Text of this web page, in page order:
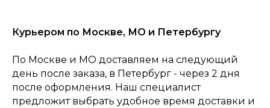
Главная Каталог
Консультация Корзина
0
Курьером по Москве, МО и Петербургу
По Москве и МО доставляем на следующий
день после заказа, в Петербург - через 2 дня
после оформления. Наш специалист
предложит выбрать удобное время доставки и